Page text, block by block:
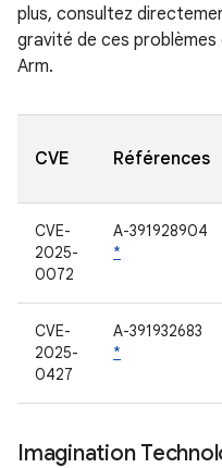
plus, consultez
gravité de ces
Arm.
CVE Références
CVE-
2025-
0072
A-391928904
*
CVE-
2025-
0427
A-391932683
*
Imagination